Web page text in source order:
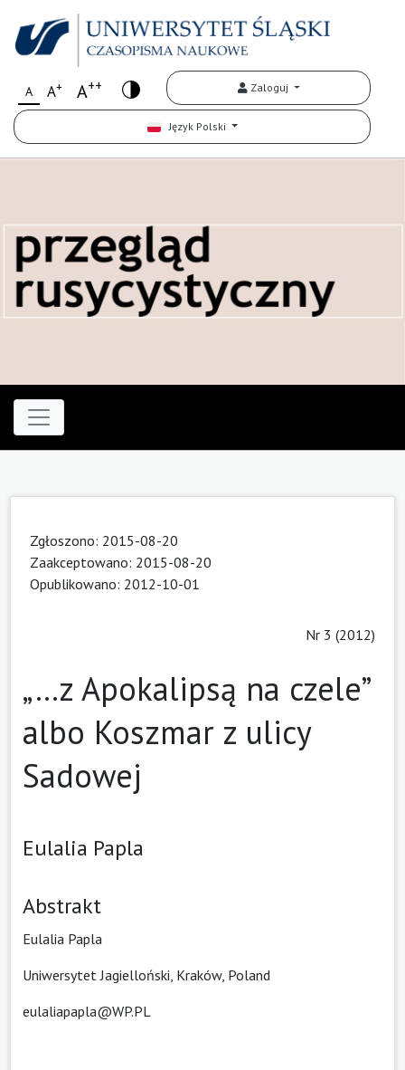
A A+ A++ Zaloguj
Język Polski
Zgłoszono: 2015-08-20
Zaakceptowano: 2015-08-20
Opublikowano: 2012-10-01
Nr 3 (2012)
„…z Apokalipsą na czele”
albo Ko­­szmar z ulicy
Sado­­wej
Eulalia Papla
Abstrakt
Eulalia Papla
Uniwersytet Jagielloński, Kraków, Poland
eulaliapapla@WP.PL